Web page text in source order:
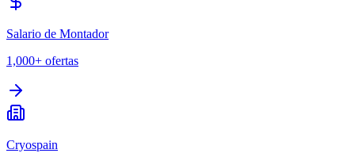
Salario de Montador
1,000+ ofertas
Cryospain